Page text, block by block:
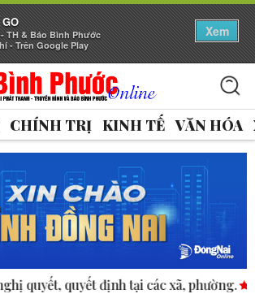
TH & Báo Bình Phước
- Trên Google Play
Xem
CHÍNH TRỊ KINH TẾ VĂN HÓA
định tại các xã, phường. ASEAN thúc